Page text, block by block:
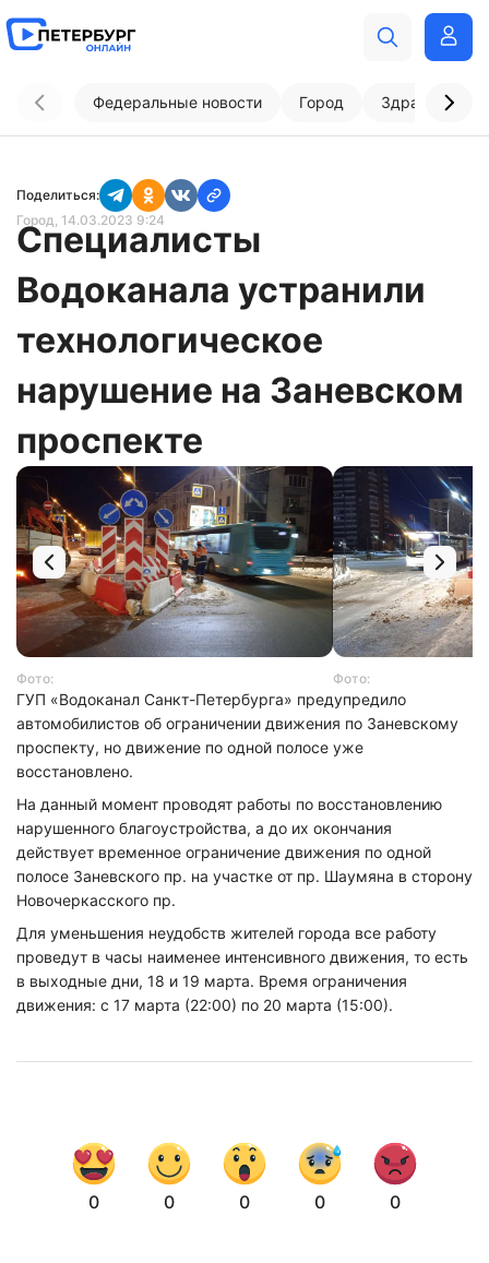
Федеральные новости Город
Поделиться:
Город, 14.03.2023 9:24
Специалисты
Водоканала устранили
технологическое
нарушение на Заневском
проспекте
Фото: Фото:
ГУП «Водоканал Санкт-Петербурга» предупредило
автомобилистов об ограничении движения по Заневскому
проспекту, но движение по одной полосе уже
восстановлено.
На данный момент проводят работы по восстановлению
нарушенного благоустройства, а до их окончания
действует временное ограничение движения по одной
полосе Заневского пр. на участке от пр. Шаумяна в сторону
Новочеркасского пр.
Для уменьшения неудобств жителей города все работу
проведут в часы наименее интенсивного движения, то есть
в выходные дни, 18 и 19 марта. Время ограничения
движения: с 17 марта (22:00) по 20 марта (15:00).
0 0 0 0 0